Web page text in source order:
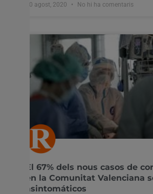
10 agost, 2020 No hi ha comentaris
El 67% dels nous casos de
en la Comunitat Valenciana
asintomáticos